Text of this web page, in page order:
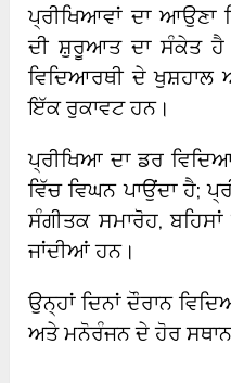
ਪ੍ਰੀਖਿਆਵਾਂ ਦਾ ਆਉਣਾ
ਦੀ ਸ਼ੁਰੂਆਤ ਦਾ ਸੰਕੇਤ
ਵਿਦਿਆਰਥੀ ਦੇ ਖੁਸ਼ਹਾਲ
ਇੱਕ ਰੁਕਾਵਟ ਹਨ।
ਪ੍ਰੀਖਿਆ ਦਾ ਡਰ
ਵਿੱਚ ਵਿਘਨ ਪਾਉਂਦਾ ਹੈ;
ਸੰਗੀਤਕ ਸਮਾਰੋਹ,
ਜਾਂਦੀਆਂ ਹਨ।
ਉਨ੍ਹਾਂ ਦਿਨਾਂ ਦੌਰਾਨ
ਅਤੇ ਮਨੋਰੰਜਨ ਦੇ ਹੋਰ